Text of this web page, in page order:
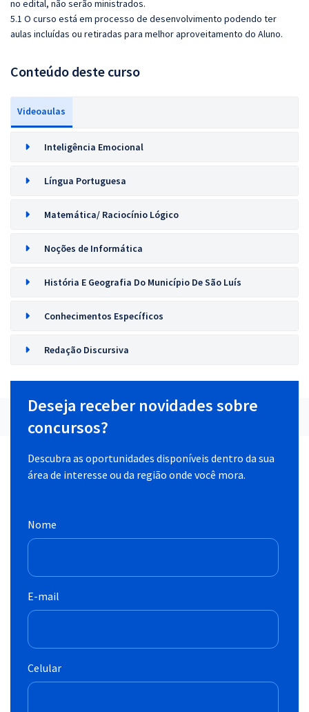
no edital, não serão ministrados.
5.1 O curso está em processo de desenvolvimento podendo ter
aulas incluídas ou retiradas para melhor aproveitamento do Aluno.
Conteúdo deste curso
Videoaulas
Inteligência Emocional
Língua Portuguesa
Matemática/ Raciocínio Lógico
Noções de Informática
História E Geografia Do Município De São Luís
Conhecimentos Específicos
Redação Discursiva
Deseja receber novidades sobre
concursos?
Descubra as oportunidades disponíveis dentro da sua
área de interesse ou da região onde você mora.
Nome
E-mail
Celular